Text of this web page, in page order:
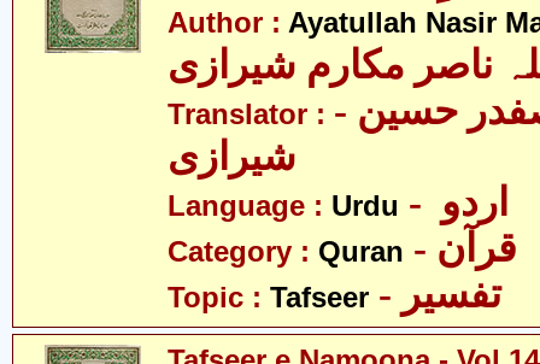
Author : Ayatullah Nasir
ناصر مکارم شیرازی
Translator : - مولانا سید صفدر حسین
شیرازی
Language : Urdu
Category : Quran - قرآن
Topic : Tafseer - تفسیر